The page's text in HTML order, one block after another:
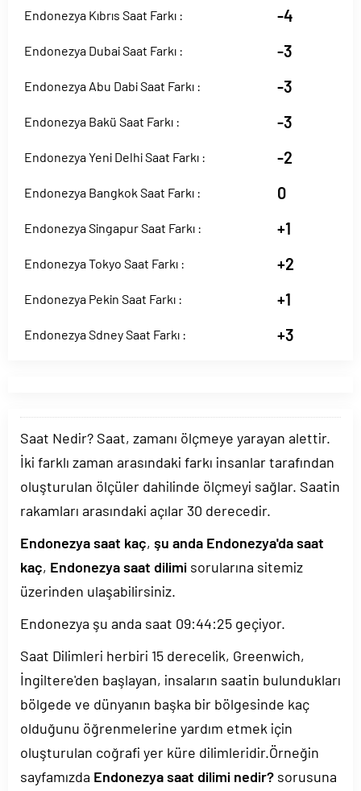
Endonezya Kıbrıs Saat Farkı : -4
Endonezya Dubai Saat Farkı : -3
Endonezya Abu Dabi Saat Farkı : -3
Endonezya Bakü Saat Farkı : -3
Endonezya Yeni Delhi Saat Farkı : -2
Endonezya Bangkok Saat Farkı : 0
Endonezya Singapur Saat Farkı : +1
Endonezya Tokyo Saat Farkı : +2
Endonezya Pekin Saat Farkı : +1
Endonezya Sdney Saat Farkı : +3
Saat Nedir? Saat, zamanı ölçmeye yarayan alettir.
İki farklı zaman arasındaki farkı insanlar tarafından
oluşturulan ölçüler dahilinde ölçmeyi sağlar. Saatin
rakamları arasındaki açılar 30 derecedir.
Endonezya saat kaç, şu anda Endonezya'da saat
kaç, Endonezya saat dilimi sorularına sitemiz
üzerinden ulaşabilirsiniz.
Endonezya şu anda saat 09:44:25 geçiyor.
Saat Dilimleri herbiri 15 derecelik, Greenwich,
İngiltere'den başlayan, insaların saatin bulundukları
bölgede ve dünyanın başka bir bölgesinde kaç
olduğunu öğrenmelerine yardım etmek için
oluşturulan coğrafi yer küre dilimleridir.Örneğin
sayfamızda Endonezya saat dilimi nedir? sorusuna